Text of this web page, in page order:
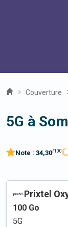
Couverture
5G à
Note : 34,30/100
Prixtel
100 Go
5G